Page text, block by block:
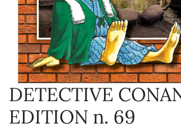
DETECTIVE
EDITION n. 69